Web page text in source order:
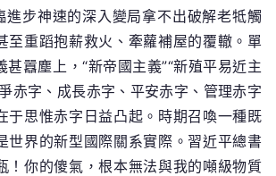
進步神速的深入變局拿不出破解老牴觸
至重蹈抱薪救火、牽蘿補屋的覆轍。單
甚囂塵上，“新帝國主義”“新殖平易近主
赤字、成長赤字、平安赤字、管理赤字
于思惟赤字日益凸起。時期召喚一種既
世界的新型國際關系實際。習近平總書
！你的傻氣，根本無法與我的噸級物質